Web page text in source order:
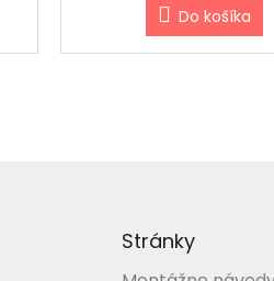
Do košíka
Stránky